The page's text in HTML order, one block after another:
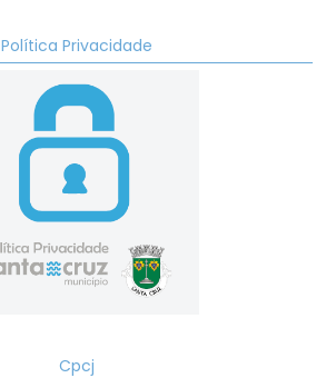
Política Privacidade
Cpcj